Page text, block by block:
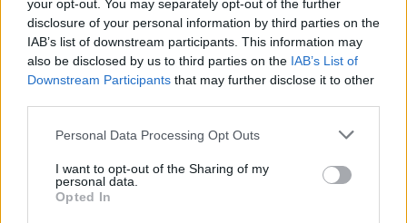
your opt-out. You may separately opt-out of the further
disclosure of your personal information by third parties on the
IAB’s list of downstream participants. This information may
also be disclosed by us to third parties on the IAB’s List of
Downstream Participants that may further disclose it to other
Personal Data Processing Opt Outs
I want to opt-out of the Sharing of my
personal data.
Opted In